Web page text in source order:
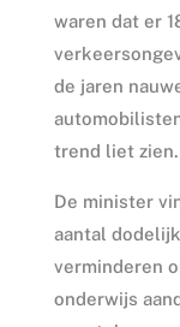
waren dat er
de jaren
trend liet zien.
De minister
aantal
verminderen
onderwijs